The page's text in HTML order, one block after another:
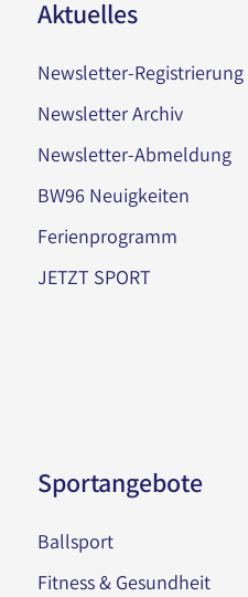
Aktuelles
Newsletter-Registrierung
Newsletter Archiv
Newsletter-Abmeldung
BW96 Neuigkeiten
Ferienprogramm
JETZT SPORT
Sportangebote
Ballsport
Fitness & Gesundheit